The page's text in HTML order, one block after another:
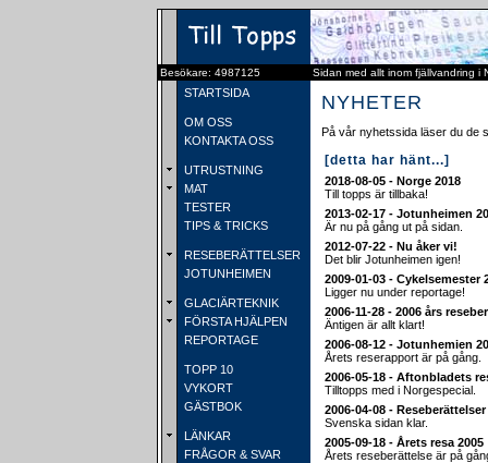
Besökare: 4987125 Sidan med allt inom fjällvandring i
STARTSIDA
OM OSS
KONTAKTA OSS
UTRUSTNING
MAT
TESTER
TIPS & TRICKS
RESEBERÄTTELSER
JOTUNHEIMEN
GLACIÄRTEKNIK
FÖRSTA HJÄLPEN
REPORTAGE
TOPP 10
VYKORT
GÄSTBOK
LÄNKAR
FRÅGOR & SVAR
NYHETER
På vår nyhetssida läser du de
[detta har hänt...]
2018-08-05 - Norge 2018
Till topps är tillbaka!
2013-02-17 - Jotunheimen
Är nu på gång ut på sidan.
2012-07-22 - Nu åker vi!
Det blir Jotunheimen igen!
2009-01-03 - Cykelsemester
Ligger nu under reportage!
2006-11-28 - 2006 års
Äntigen är allt klart!
2006-08-12 - Jotunhemien
Årets reserapport är på gång.
2006-05-18 - Aftonbladets
Tilltopps med i Norgespecial.
2006-04-08 -
Svenska sidan klar.
2005-09-18 - Årets resa 2005
Årets reseberättelse är på